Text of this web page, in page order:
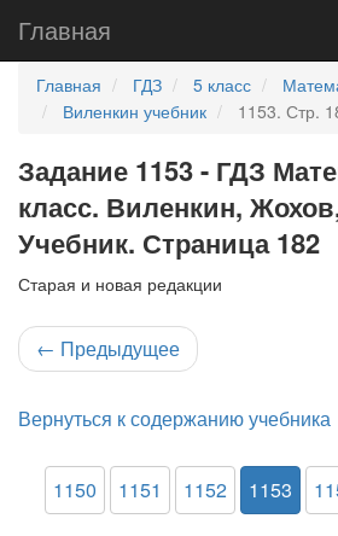
Главная
Главная ГДЗ 5 класс
Виленкин учебник
1153. Стр.
Задание 1153 - ГДЗ
класс. Виленкин,
Учебник. Страница 182
Старая и новая редакции
← Предыдущее
Вернуться к содержанию учебника
1150 1151 1152 1153